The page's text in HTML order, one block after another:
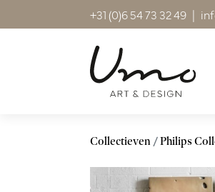
+31 (0)6 54 73 32 49 |
Collectieven Philips